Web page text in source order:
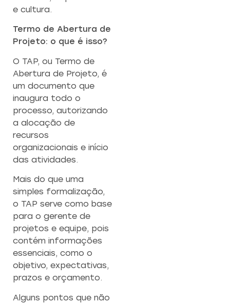
e cultura.
Termo de Abertura de
Projeto: o que é isso?
O TAP, ou Termo de
Abertura de Projeto, é
um documento que
inaugura todo o
processo, autorizando
a alocação de
recursos
organizacionais e início
das atividades.
Mais do que uma
simples formalização,
o TAP serve como base
para o gerente de
projetos e equipe, pois
contém informações
essenciais, como o
objetivo, expectativas,
prazos e orçamento.
Alguns pontos que não